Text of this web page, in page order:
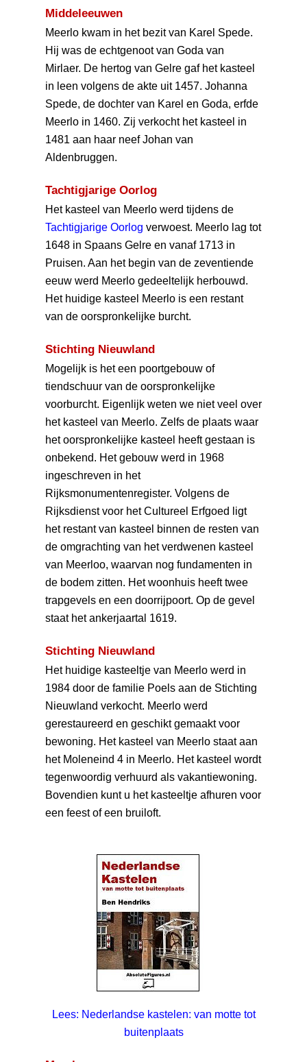
Middeleeuwen
Meerlo kwam in het bezit van Karel Spede.
Hij was de echtgenoot van Goda van
Mirlaer. De hertog van Gelre gaf het kasteel
in leen volgens de akte uit 1457. Johanna
Spede, de dochter van Karel en Goda, erfde
Meerlo in 1460. Zij verkocht het kasteel in
1481 aan haar neef Johan van
Aldenbruggen.
Tachtigjarige Oorlog
Het kasteel van Meerlo werd tijdens de
Tachtigjarige Oorlog verwoest. Meerlo lag tot
1648 in Spaans Gelre en vanaf 1713 in
Pruisen. Aan het begin van de zeventiende
eeuw werd Meerlo gedeeltelijk herbouwd.
Het huidige kasteel Meerlo is een restant
van de oorspronkelijke burcht.
Stichting Nieuwland
Mogelijk is het een poortgebouw of
tiendschuur van de oorspronkelijke
voorburcht. Eigenlijk weten we niet veel over
het kasteel van Meerlo. Zelfs de plaats waar
het oorspronkelijke kasteel heeft gestaan is
onbekend. Het gebouw werd in 1968
ingeschreven in het
Rijksmonumentenregister. Volgens de
Rijksdienst voor het Cultureel Erfgoed ligt
het restant van kasteel binnen de resten van
de omgrachting van het verdwenen kasteel
van Meerloo, waarvan nog fundamenten in
de bodem zitten. Het woonhuis heeft twee
trapgevels en een doorrijpoort. Op de gevel
staat het ankerjaartal 1619.
Stichting Nieuwland
Het huidige kasteeltje van Meerlo werd in
1984 door de familie Poels aan de Stichting
Nieuwland verkocht. Meerlo werd
gerestaureerd en geschikt gemaakt voor
bewoning. Het kasteel van Meerlo staat aan
het Moleneind 4 in Meerlo. Het kasteel wordt
tegenwoordig verhuurd als vakantiewoning.
Bovendien kunt u het kasteeltje afhuren voor
een feest of een bruiloft.
Lees: Nederlandse kastelen: van motte tot
buitenplaats